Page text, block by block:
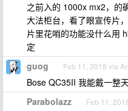
之前入的 1000x mx2，的
大法柜台，看了眼宣传片
片里花哨的功能没什么用
定
guog Feb 11, 2018 via
Bose QC35II 我能戴一整
Parabolazz Feb 11,